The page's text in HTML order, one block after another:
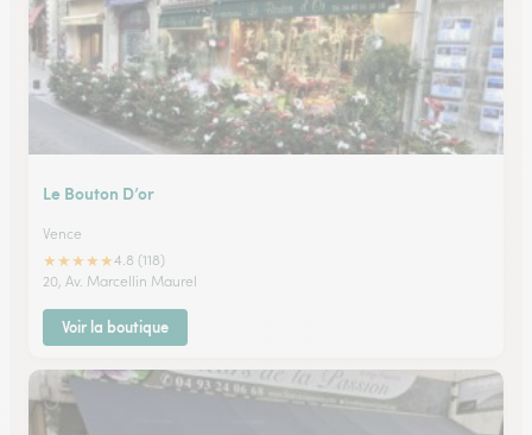
Le Bouton D’or
Vence
★★★★★4.8 (118)
20, Av. Marcellin Maurel
Voir la boutique